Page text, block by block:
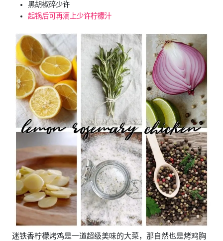
黑胡椒碎少许
起锅后可再滴上少许柠檬汁
迷铁香柠檬烤鸡是一道超级美味的大菜，那自然也是烤鸡胸